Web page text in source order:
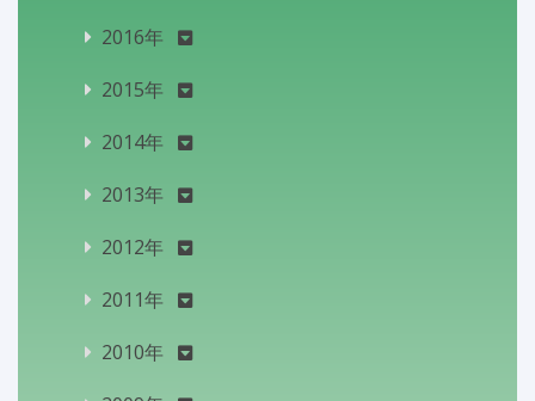
2016年
2015年
2014年
2013年
2012年
2011年
2010年